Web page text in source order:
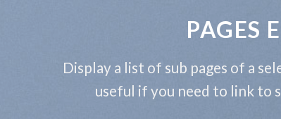
PAGES
Display a list of sub pages of a
useful if you need to link to